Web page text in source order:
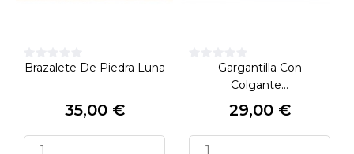
Brazalete De Piedra Luna
35,00 €
Gargantilla Con
Colgante...
29,00 €